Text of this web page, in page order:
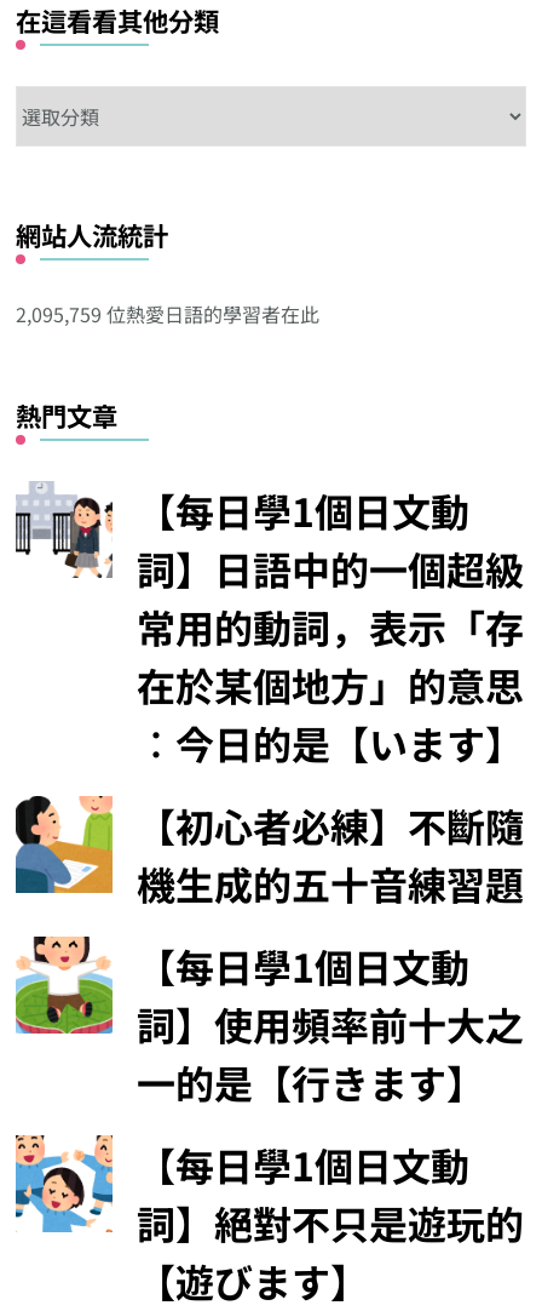
在這看看其他分類
這
其
他
類
網站人流統計
2,095,759 位熱愛日語的學習者在此
熱門文章
【每日學1個日文動
詞】日語中的一個超級
常用的動詞，表示「存
在於某個地方」的意思
︰今日的是【います】
【初心者必練】不斷隨
機生成的五十音練習題
【每日學1個日文動
詞】使用頻率前十大之
一的是【行きます】
【每日學1個日文動
詞】絕對不只是遊玩的
【遊びます】